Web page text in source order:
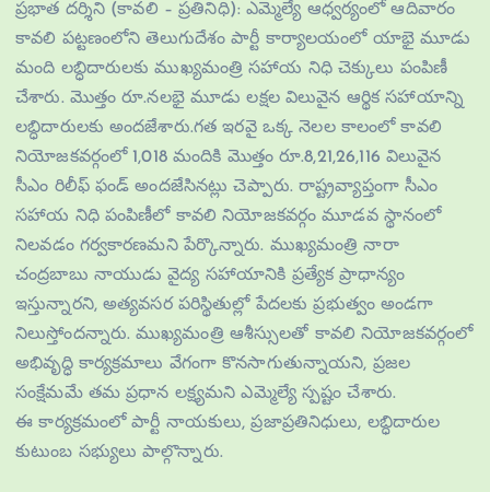
ప్రభాత దర్శిని (కావలి – ప్రతినిధి): ఎమ్మెల్యే ఆధ్వర్యంలో ఆదివారం
కావలి పట్టణంలోని తెలుగుదేశం పార్టీ కార్యాలయంలో యాభై మూడు
మంది లబ్ధిదారులకు ముఖ్యమంత్రి సహాయ నిధి చెక్కులు పంపిణీ
చేశారు. మొత్తం రూ.నలభై మూడు లక్షల విలువైన ఆర్థిక సహాయాన్ని
లబ్ధిదారులకు అందజేశారు.గత ఇరవై ఒక్క నెలల కాలంలో కావలి
నియోజకవర్గంలో 1,018 మందికి మొత్తం రూ.8,21,26,116 విలువైన
సీఎం రిలీఫ్ ఫండ్ అందజేసినట్లు చెప్పారు. రాష్ట్రవ్యాప్తంగా సీఎం
సహాయ నిధి పంపిణీలో కావలి నియోజకవర్గం మూడవ స్థానంలో
నిలవడం గర్వకారణమని పేర్కొన్నారు. ముఖ్యమంత్రి నారా
చంద్రబాబు నాయుడు వైద్య సహాయానికి ప్రత్యేక ప్రాధాన్యం
ఇస్తున్నారని, అత్యవసర పరిస్థితుల్లో పేదలకు ప్రభుత్వం అండగా
నిలుస్తోందన్నారు. ముఖ్యమంత్రి ఆశీస్సులతో కావలి నియోజకవర్గంలో
అభివృద్ధి కార్యక్రమాలు వేగంగా కొనసాగుతున్నాయని, ప్రజల
సంక్షేమమే తమ ప్రధాన లక్ష్యమని ఎమ్మెల్యే స్పష్టం చేశారు.
ఈ కార్యక్రమంలో పార్టీ నాయకులు, ప్రజాప్రతినిధులు, లబ్ధిదారుల
కుటుంబ సభ్యులు పాల్గొన్నారు.